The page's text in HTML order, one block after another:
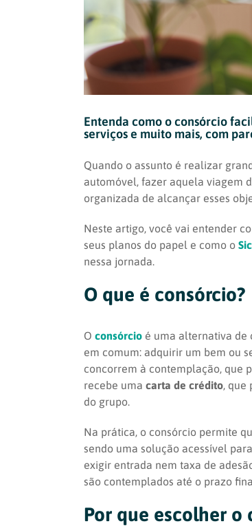
Entenda como o consórcio
serviços e muito mais, com
Quando o assunto é realizar
automóvel, fazer aquela viagem
organizada de alcançar esses
Neste artigo, você vai entender
seus planos do papel e como o
nessa jornada.
O que é consórcio?
O consórcio é uma alternativa de
em comum: adquirir um bem ou
concorrem à contemplação, que
recebe uma carta de crédito, que
do grupo.
Na prática, o consórcio permite
sendo uma solução acessível
exigir entrada nem taxa de
são contemplados até o prazo
Por que escolher o